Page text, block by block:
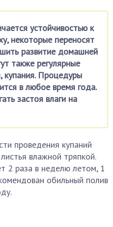
устойчивостью к
некоторые переносят
развитие домашней
также регулярные
купания. Процедуры
в любое время года.
застоя влаги на
проведения купаний
влажной тряпкой.
2 раза в неделю летом, 1
обильный полив